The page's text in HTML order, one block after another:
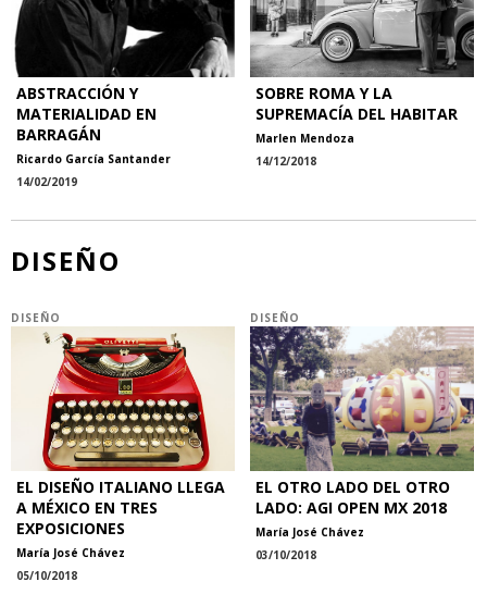
ABSTRACCIÓN Y
MATERIALIDAD EN
BARRAGÁN
Ricardo García Santander
14/02/2019
SOBRE ROMA Y LA
SUPREMACÍA DEL HABITAR
Marlen Mendoza
14/12/2018
DISEÑO
DISEÑO
EL DISEÑO ITALIANO LLEGA
A MÉXICO EN TRES
EXPOSICIONES
María José Chávez
05/10/2018
DISEÑO
EL OTRO LADO DEL OTRO
LADO: AGI OPEN MX 2018
María José Chávez
03/10/2018